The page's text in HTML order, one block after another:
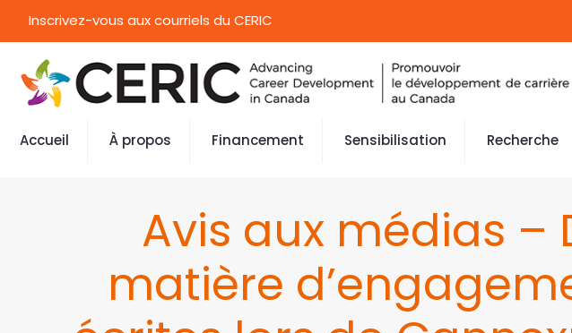
Inscrivez-vous aux courriels du CERIC
Accueil À propos Financement Sensibilisation Recherche
Avis aux médias –
matière